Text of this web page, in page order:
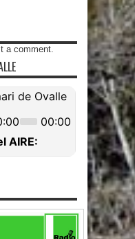
a comment.